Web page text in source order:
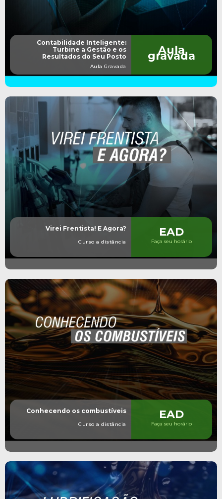
Contabilidade Inteligente:
Turbine a Gestão e os
Resultados do Seu Posto
Aula Gravada
Aula
gravada
Virei Frentista! E Agora?
Curso a distância
EAD
Faça seu horário
Conhecendo os combustíveis
Curso a distância
EAD
Faça seu horário